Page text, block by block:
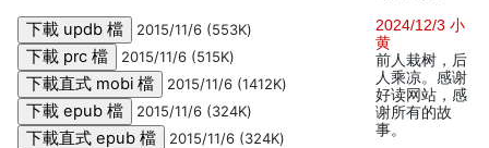
2015/11/6 (553K)
2015/11/6 (515K)
2015/11/6 (1412K)
2015/11/6 (324K)
2015/11/6 (324K)
2024/12/3 小
黄
前人栽树，后
人乘凉。感谢
好读网站，感
谢所有的故
事。